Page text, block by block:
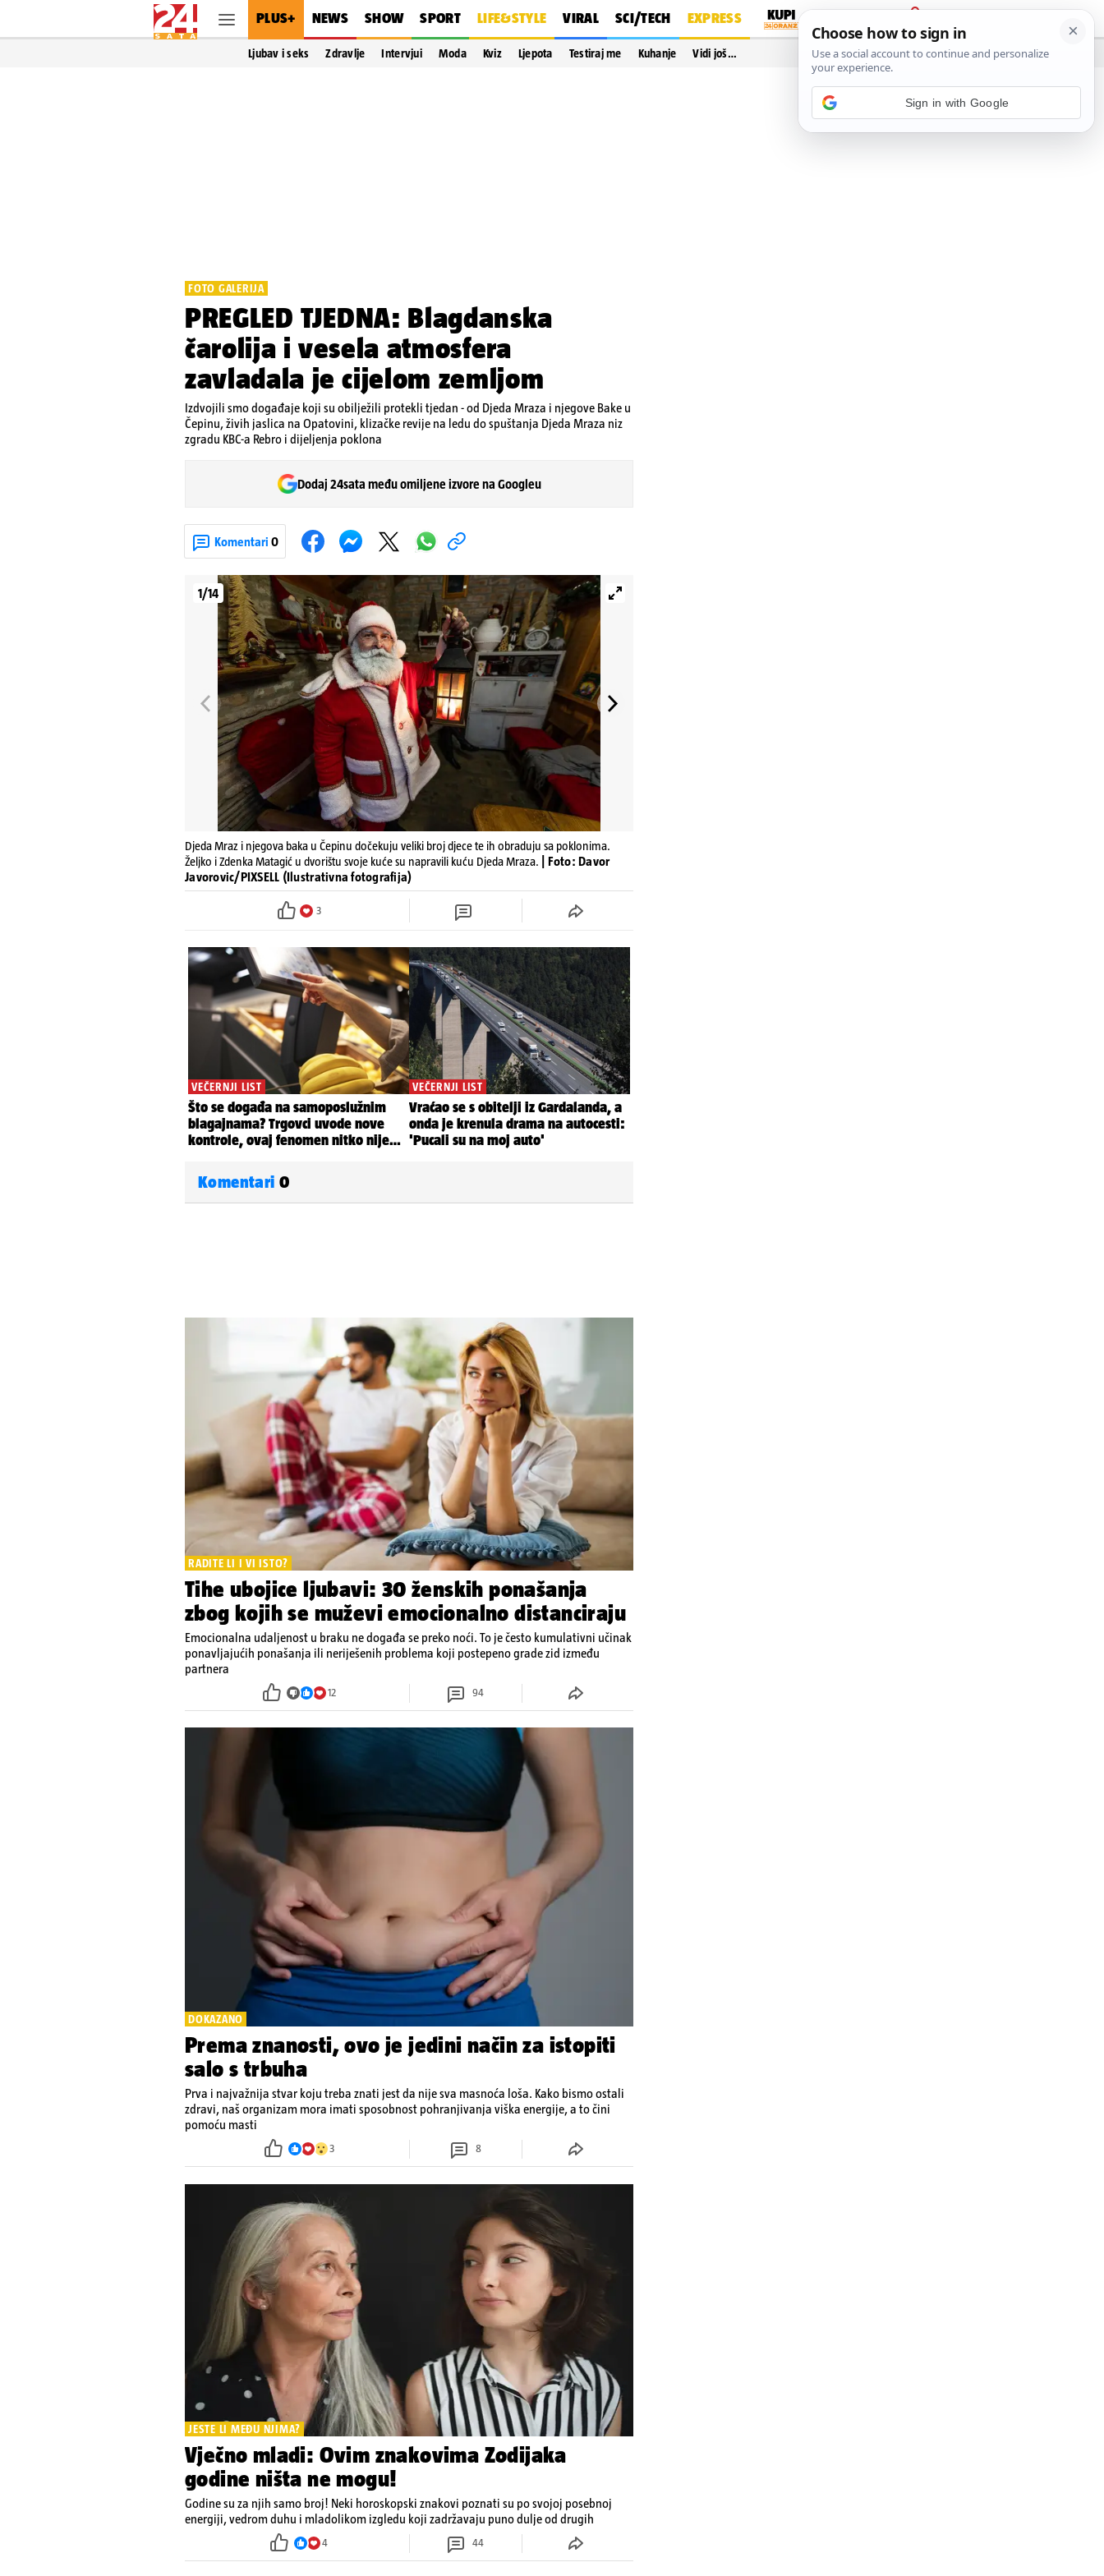
PLUS+ NEWS SHOW SPORT LIFE&STYLE VIRAL SCI/TECH EXPRESS
PRIJAVA
Ljubav i seks Zdravlje Intervjui Moda Kviz Ljepota Testiraj me Kuhanje Vidi još…
FOTO GALERIJA
PREGLED TJEDNA: Blagdanska
čarolija i vesela atmosfera
zavladala je cijelom zemljom
Izdvojili smo događaje koji su obilježili protekli tjedan - od Djeda Mraza i njegove Bake u
Čepinu, živih jaslica na Opatovini, klizačke revije na ledu do spuštanja Djeda Mraza niz
zgradu KBC-a Rebro i dijeljenja poklona
Dodaj 24sata među omiljene izvore na Googleu
Komentari 0
1/14
Djeda Mraz i njegova baka u Čepinu dočekuju veliki broj djece te ih obraduju sa poklonima.
Željko i Zdenka Matagić u dvorištu svoje kuće su napravili kuću Djeda Mraza.
| Foto: Davor
Javorovic/PIXSELL (Ilustrativna fotografija)
3
Komentari 0
RADITE LI I VI ISTO?
Tihe ubojice ljubavi: 30 ženskih ponašanja
zbog kojih se muževi emocionalno distanciraju
Emocionalna udaljenost u braku ne događa se preko noći. To je često kumulativni učinak
ponavljajućih ponašanja ili neriješenih problema koji postepeno grade zid između
partnera
12 94
DOKAZANO
Prema znanosti, ovo je jedini način za istopiti
salo s trbuha
Prva i najvažnija stvar koju treba znati jest da nije sva masnoća loša. Kako bismo ostali
zdravi, naš organizam mora imati sposobnost pohranjivanja viška energije, a to čini
pomoću masti
3 8
JESTE LI MEĐU NJIMA?
Vječno mladi: Ovim znakovima Zodijaka
godine ništa ne mogu!
Godine su za njih samo broj! Neki horoskopski znakovi poznati su po svojoj posebnoj
energiji, vedrom duhu i mladolikom izgledu koji zadržavaju puno dulje od drugih
4 44